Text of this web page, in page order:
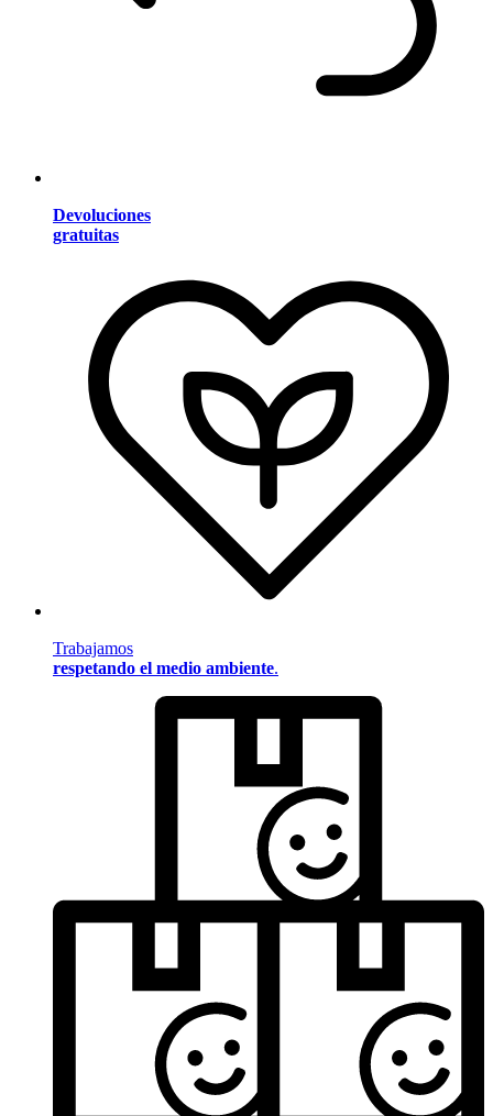
Devoluciones
gratuitas
Trabajamos
respetando el medio ambiente.